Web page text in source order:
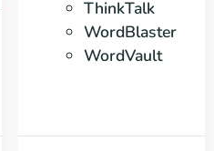
ThinkTalk
WordBlaster
WordVault